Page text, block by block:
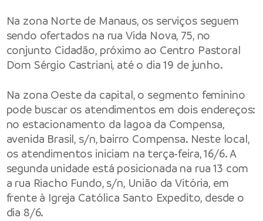
Na zona Norte de Manaus, os serviços seguem
sendo ofertados na rua Vida Nova, 75, no
conjunto Cidadão, próximo ao Centro Pastoral
Dom Sérgio Castriani, até o dia 19 de junho.
Na zona Oeste da capital, o segmento feminino
pode buscar os atendimentos em dois endereços:
no estacionamento da lagoa da Compensa,
avenida Brasil, s/n, bairro Compensa. Neste local,
os atendimentos iniciam na terça-feira, 16/6. A
segunda unidade está posicionada na rua 13 com
a rua Riacho Fundo, s/n, União da Vitória, em
frente à Igreja Católica Santo Expedito, desde o
dia 8/6.